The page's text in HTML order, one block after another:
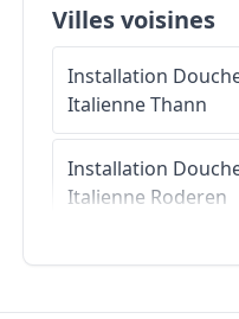
Villes voisines
Installation
ItalienneThann
Installation
Italienne Roderen
Installation